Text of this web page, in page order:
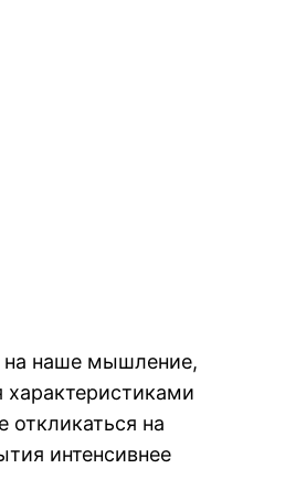
на наше мышление,
откликаться на
интенсивнее